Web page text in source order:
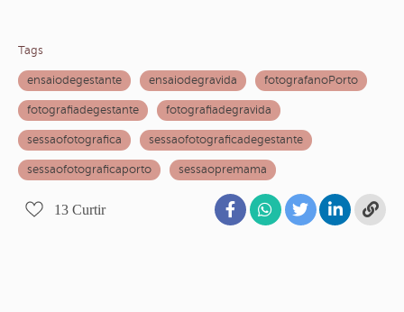
Tags
ensaiodegestante ensaiodegravida fotografanoPorto
fotografiadegestante fotografiadegravida
sessaofotografica sessaofotograficadegestante
sessaofotograficaporto sessaopremama
13 Curtir